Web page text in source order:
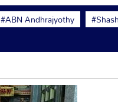
#ABN Andhrajyothy